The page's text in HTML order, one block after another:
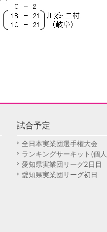
試合予定
全日本実業団選手権大会
ランキングサーキット(個
愛知県実業団リーグ2日目
愛知県実業団リーグ初日